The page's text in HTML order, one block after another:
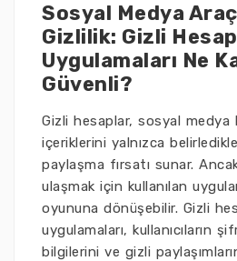
Sosyal Medya
Gizlilik: Gizli
Uygulamaları Ne
Güvenli?
Gizli hesaplar, sosyal medya
içeriklerini yalnızca
paylaşma fırsatı sunar.
ulaşmak için kullanılan
oyununa dönüşebilir. Gizli
uygulamaları, kullanıcıların
bilgilerini ve gizli